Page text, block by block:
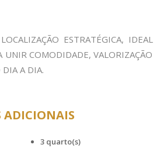
ESTRATÉGICA, IDEAL
UNIR COMODIDADE, VALORIZAÇÃO
A DIA.
ADICIONAIS
3 quarto(s)